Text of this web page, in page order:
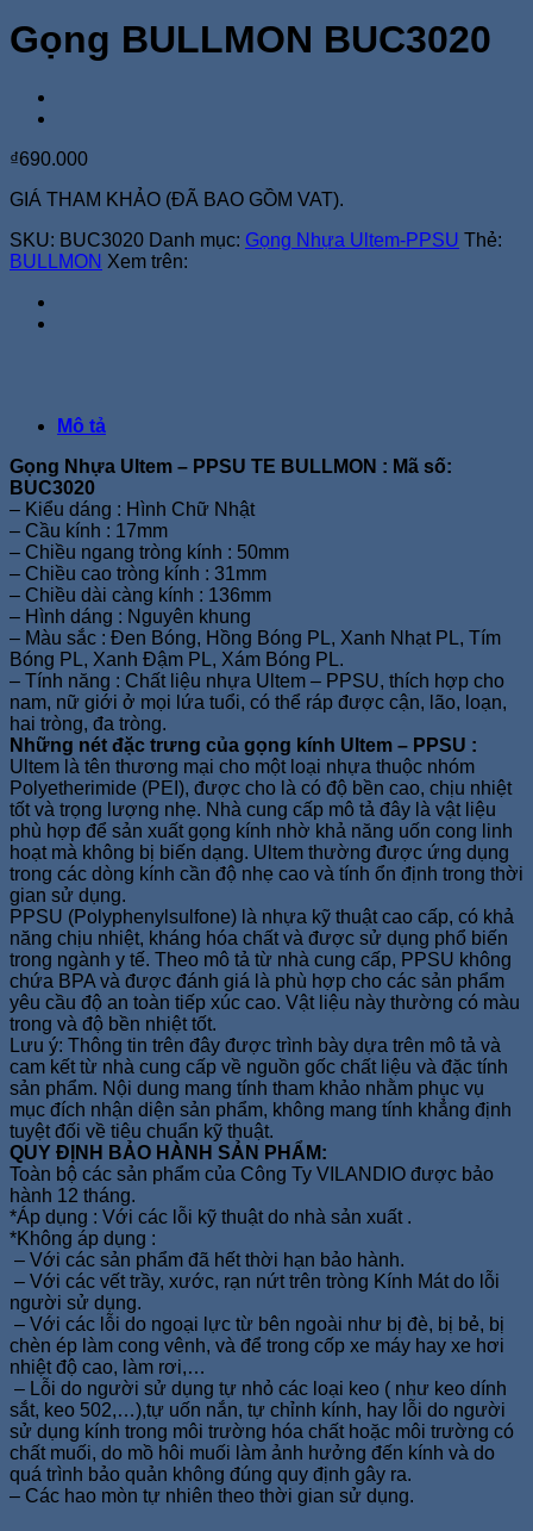
Gọng BULLMON BUC3020
₫690.000
GIÁ THAM KHẢO (ĐÃ BAO GỒM VAT).
SKU: BUC3020 Danh mục: Gọng Nhựa Ultem-PPSU Thẻ:
BULLMON Xem trên:
Mô tả
Gọng Nhựa Ultem – PPSU TE BULLMON : Mã số:
BUC3020
– Kiểu dáng : Hình Chữ Nhật
– Cầu kính : 17mm
– Chiều ngang tròng kính : 50mm
– Chiều cao tròng kính : 31mm
– Chiều dài càng kính : 136mm
– Hình dáng : Nguyên khung
– Màu sắc : Đen Bóng, Hồng Bóng PL, Xanh Nhạt PL, Tím
Bóng PL, Xanh Đậm PL, Xám Bóng PL.
– Tính năng : Chất liệu nhựa Ultem – PPSU, thích hợp cho
nam, nữ giới ở mọi lứa tuổi, có thể ráp được cận, lão, loạn,
hai tròng, đa tròng.
Những nét đặc trưng của gọng kính Ultem – PPSU :
Ultem là tên thương mại cho một loại nhựa thuộc nhóm
Polyetherimide (PEI), được cho là có độ bền cao, chịu nhiệt
tốt và trọng lượng nhẹ. Nhà cung cấp mô tả đây là vật liệu
phù hợp để sản xuất gọng kính nhờ khả năng uốn cong linh
hoạt mà không bị biến dạng. Ultem thường được ứng dụng
trong các dòng kính cần độ nhẹ cao và tính ổn định trong thời
gian sử dụng.
PPSU (Polyphenylsulfone) là nhựa kỹ thuật cao cấp, có khả
năng chịu nhiệt, kháng hóa chất và được sử dụng phổ biến
trong ngành y tế. Theo mô tả từ nhà cung cấp, PPSU không
chứa BPA và được đánh giá là phù hợp cho các sản phẩm
yêu cầu độ an toàn tiếp xúc cao. Vật liệu này thường có màu
trong và độ bền nhiệt tốt.
Lưu ý: Thông tin trên đây được trình bày dựa trên mô tả và
cam kết từ nhà cung cấp về nguồn gốc chất liệu và đặc tính
sản phẩm. Nội dung mang tính tham khảo nhằm phục vụ
mục đích nhận diện sản phẩm, không mang tính khẳng định
tuyệt đối về tiêu chuẩn kỹ thuật.
QUY ĐỊNH BẢO HÀNH SẢN PHẨM:
Toàn bộ các sản phẩm của Công Ty VILANDIO được bảo
hành 12 tháng.
*Áp dụng : Với các lỗi kỹ thuật do nhà sản xuất .
*Không áp dụng :
– Với các sản phẩm đã hết thời hạn bảo hành.
– Với các vết trầy, xước, rạn nứt trên tròng Kính Mát do lỗi
người sử dụng.
– Với các lỗi do ngoại lực từ bên ngoài như bị đè, bị bẻ, bị
chèn ép làm cong vênh, và để trong cốp xe máy hay xe hơi
nhiệt độ cao, làm rơi,…
– Lỗi do người sử dụng tự nhỏ các loại keo ( như keo dính
sắt, keo 502,…),tự uốn nắn, tự chỉnh kính, hay lỗi do người
sử dụng kính trong môi trường hóa chất hoặc môi trường có
chất muối, do mồ hôi muối làm ảnh hưởng đến kính và do
quá trình bảo quản không đúng quy định gây ra.
– Các hao mòn tự nhiên theo thời gian sử dụng.